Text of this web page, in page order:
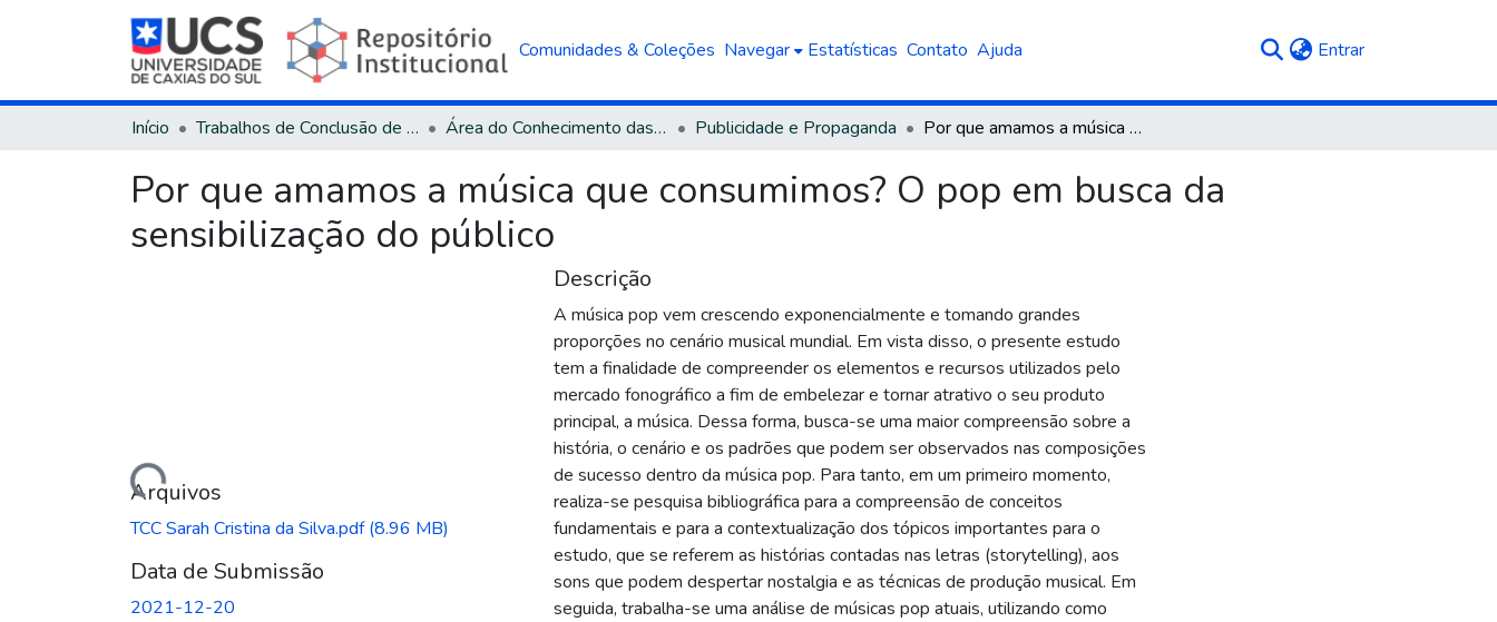
Comunidades & Coleções Navegar Estatísticas Contato Ajuda Entrar(current)
Início Trabalhos de Conclusão de Curso Área do Conhecimento das Ciências Sociais Aplicadas Publicidade e Propaganda Por que amamos a música que consumimos? O pop em busca da sensibilização do público
Por que amamos a música que consumimos? O pop em busca da
sensibilização do público
Carregando...
Arquivos
TCC Sarah Cristina da Silva.pdf(8.96 MB)
Data de Submissão
2021-12-20
Descrição
A música pop vem crescendo exponencialmente e tomando grandes
proporções no cenário musical mundial. Em vista disso, o presente estudo
tem a finalidade de compreender os elementos e recursos utilizados pelo
mercado fonográfico a fim de embelezar e tornar atrativo o seu produto
principal, a música. Dessa forma, busca-se uma maior compreensão sobre a
história, o cenário e os padrões que podem ser observados nas composições
de sucesso dentro da música pop. Para tanto, em um primeiro momento,
realiza-se pesquisa bibliográfica para a compreensão de conceitos
fundamentais e para a contextualização dos tópicos importantes para o
estudo, que se referem as histórias contadas nas letras (storytelling), aos
sons que podem despertar nostalgia e as técnicas de produção musical. Em
seguida, trabalha-se uma análise de músicas pop atuais, utilizando como